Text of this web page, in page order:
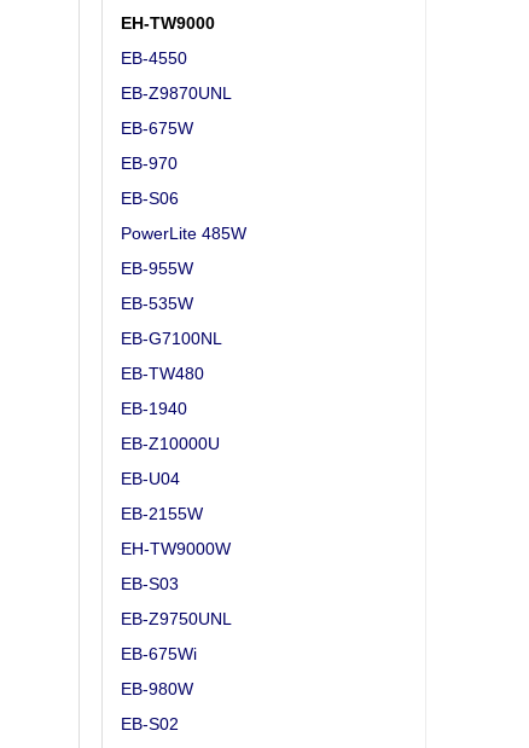
EH-TW9000
EB-4550
EB-Z9870UNL
EB-675W
EB-970
EB-S06
PowerLite 485W
EB-955W
EB-535W
EB-G7100NL
EB-TW480
EB-1940
EB-Z10000U
EB-U04
EB-2155W
EH-TW9000W
EB-S03
EB-Z9750UNL
EB-675Wi
EB-980W
EB-S02